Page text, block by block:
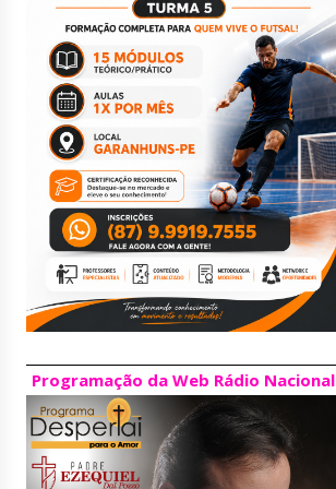
Programação da Web Rádio Nacional